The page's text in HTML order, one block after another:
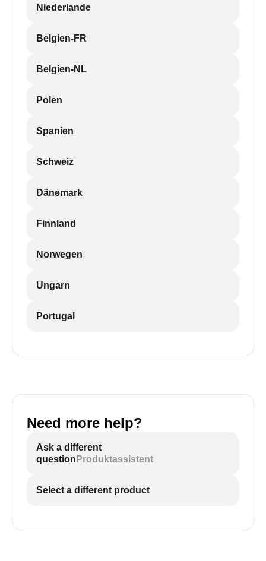
Niederlande
Belgien-FR
Belgien-NL
Polen
Spanien
Schweiz
Dänemark
Finnland
Norwegen
Ungarn
Portugal
Need more help?
Ask a different
question Produktassistent
Select a different product